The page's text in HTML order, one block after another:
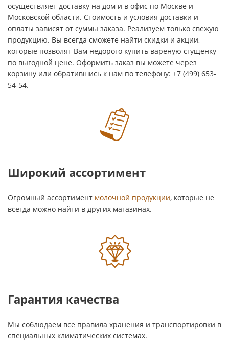
осуществляет доставку на дом и в офис по Москве и
Московской области. Стоимость и условия доставки и
оплаты зависят от суммы заказа. Реализуем только свежую
продукцию. Вы всегда сможете найти скидки и акции,
которые позволят Вам недорого купить вареную сгущенку
по выгодной цене. Оформить заказ вы можете через
корзину или обратившись к нам по телефону: +7 (499) 653-
54-54.
Широкий ассортимент
Огромный ассортимент молочной продукции, которые не
всегда можно найти в других магазинах.
Гарантия качества
Мы соблюдаем все правила хранения и транспортировки в
специальных климатических системах.